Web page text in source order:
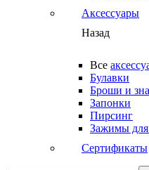
Аксессуары
Назад
Все
Булавки
Броши и
Запонки
Пирсинг
Зажимы для
Сертификаты